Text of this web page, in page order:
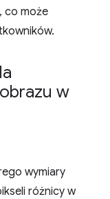
co może
w
wymiary
różnicy w